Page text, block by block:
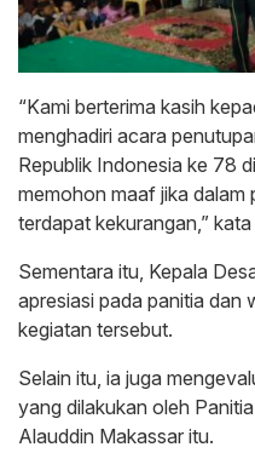
“Kami berterima kasih
menghadiri acara
Republik Indonesia ke 78
memohon maaf jika dalam
terdapat kekurangan,” kata
Sementara itu, Kepala
apresiasi pada panitia dan
kegiatan tersebut.
Selain itu, ia juga
yang dilakukan oleh
Alauddin Makassar itu.